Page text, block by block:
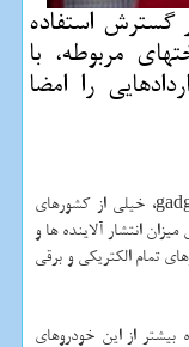
استفاده
مربوطه، با
را امضا
به گزارش نت واش به نقل از وب سایت gadgetsnow، خیلی از كشورهای
انتشار آلاینده ها و
تمام الكتریكی و برقی
بیشتر از این خودروهای